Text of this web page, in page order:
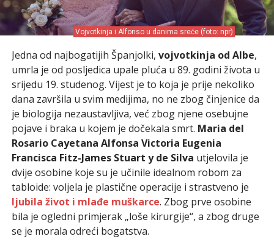
Vojvotkinja i Alfonso u danima sreće (foto: npr)
Jedna od najbogatijih Španjolki, vojvotkinja od Albe,
umrla je od posljedica upale pluća u 89. godini života u
srijedu 19. studenog. Vijest je to koja je prije nekoliko
dana završila u svim medijima, no ne zbog činjenice da
je biologija nezaustavljiva, već zbog njene osebujne
pojave i braka u kojem je dočekala smrt. Maria del
Rosario Cayetana Alfonsa Victoria Eugenia
Francisca Fitz-James Stuart y de Silva utjelovila je
dvije osobine koje su je učinile idealnom robom za
tabloide: voljela je plastične operacije i strastveno je
ljubila život i mlađe muškarce. Zbog prve osobine
bila je ogledni primjerak „loše kirurgije“, a zbog druge
se je morala odreći bogatstva.